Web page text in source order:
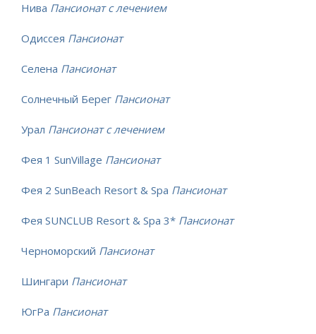
Нива Пансионат с лечением
Одиссея Пансионат
Селена Пансионат
Солнечный Берег Пансионат
Урал Пансионат с лечением
Фея 1 SunVillage Пансионат
Фея 2 SunBeach Resort & Spa Пансионат
Фея SUNCLUB Resort & Spa 3* Пансионат
Черноморский Пансионат
Шингари Пансионат
ЮгРа Пансионат